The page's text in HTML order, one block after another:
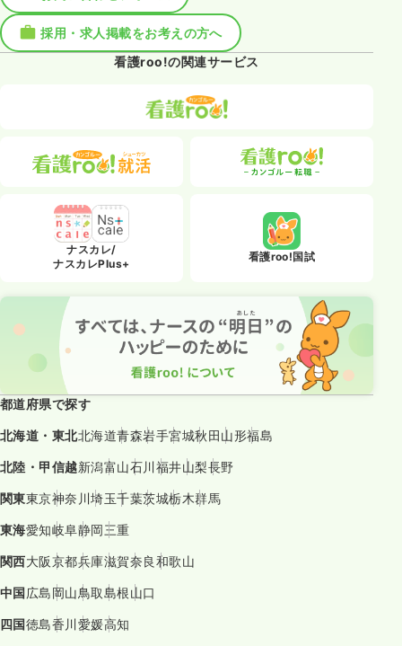
採用・求人掲載をお考えの方へ
看護roo!の関連サービス
ナスカレ/
ナスカレPlus+
看護roo!国試
都道府県で探す
北海道・東北北海道青森岩手宮城秋田山形福島
北陸・甲信越新潟富山石川福井山梨長野
関東東京神奈川埼玉千葉茨城栃木群馬
東海愛知岐阜静岡三重
関西大阪京都兵庫滋賀奈良和歌山
中国広島岡山鳥取島根山口
四国徳島香川愛媛高知